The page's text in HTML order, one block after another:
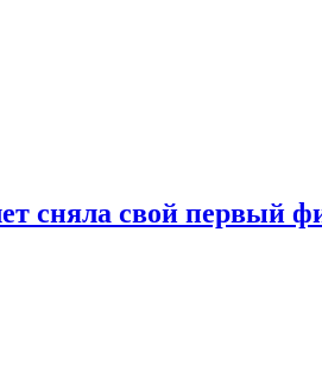
сняла свой первый